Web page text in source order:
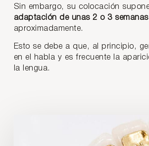
Sin embargo, su colocación
adaptación de unas 2 o 3
aproximadamente.
Esto se debe a que, al principio,
en el habla y es frecuente la
la lengua.